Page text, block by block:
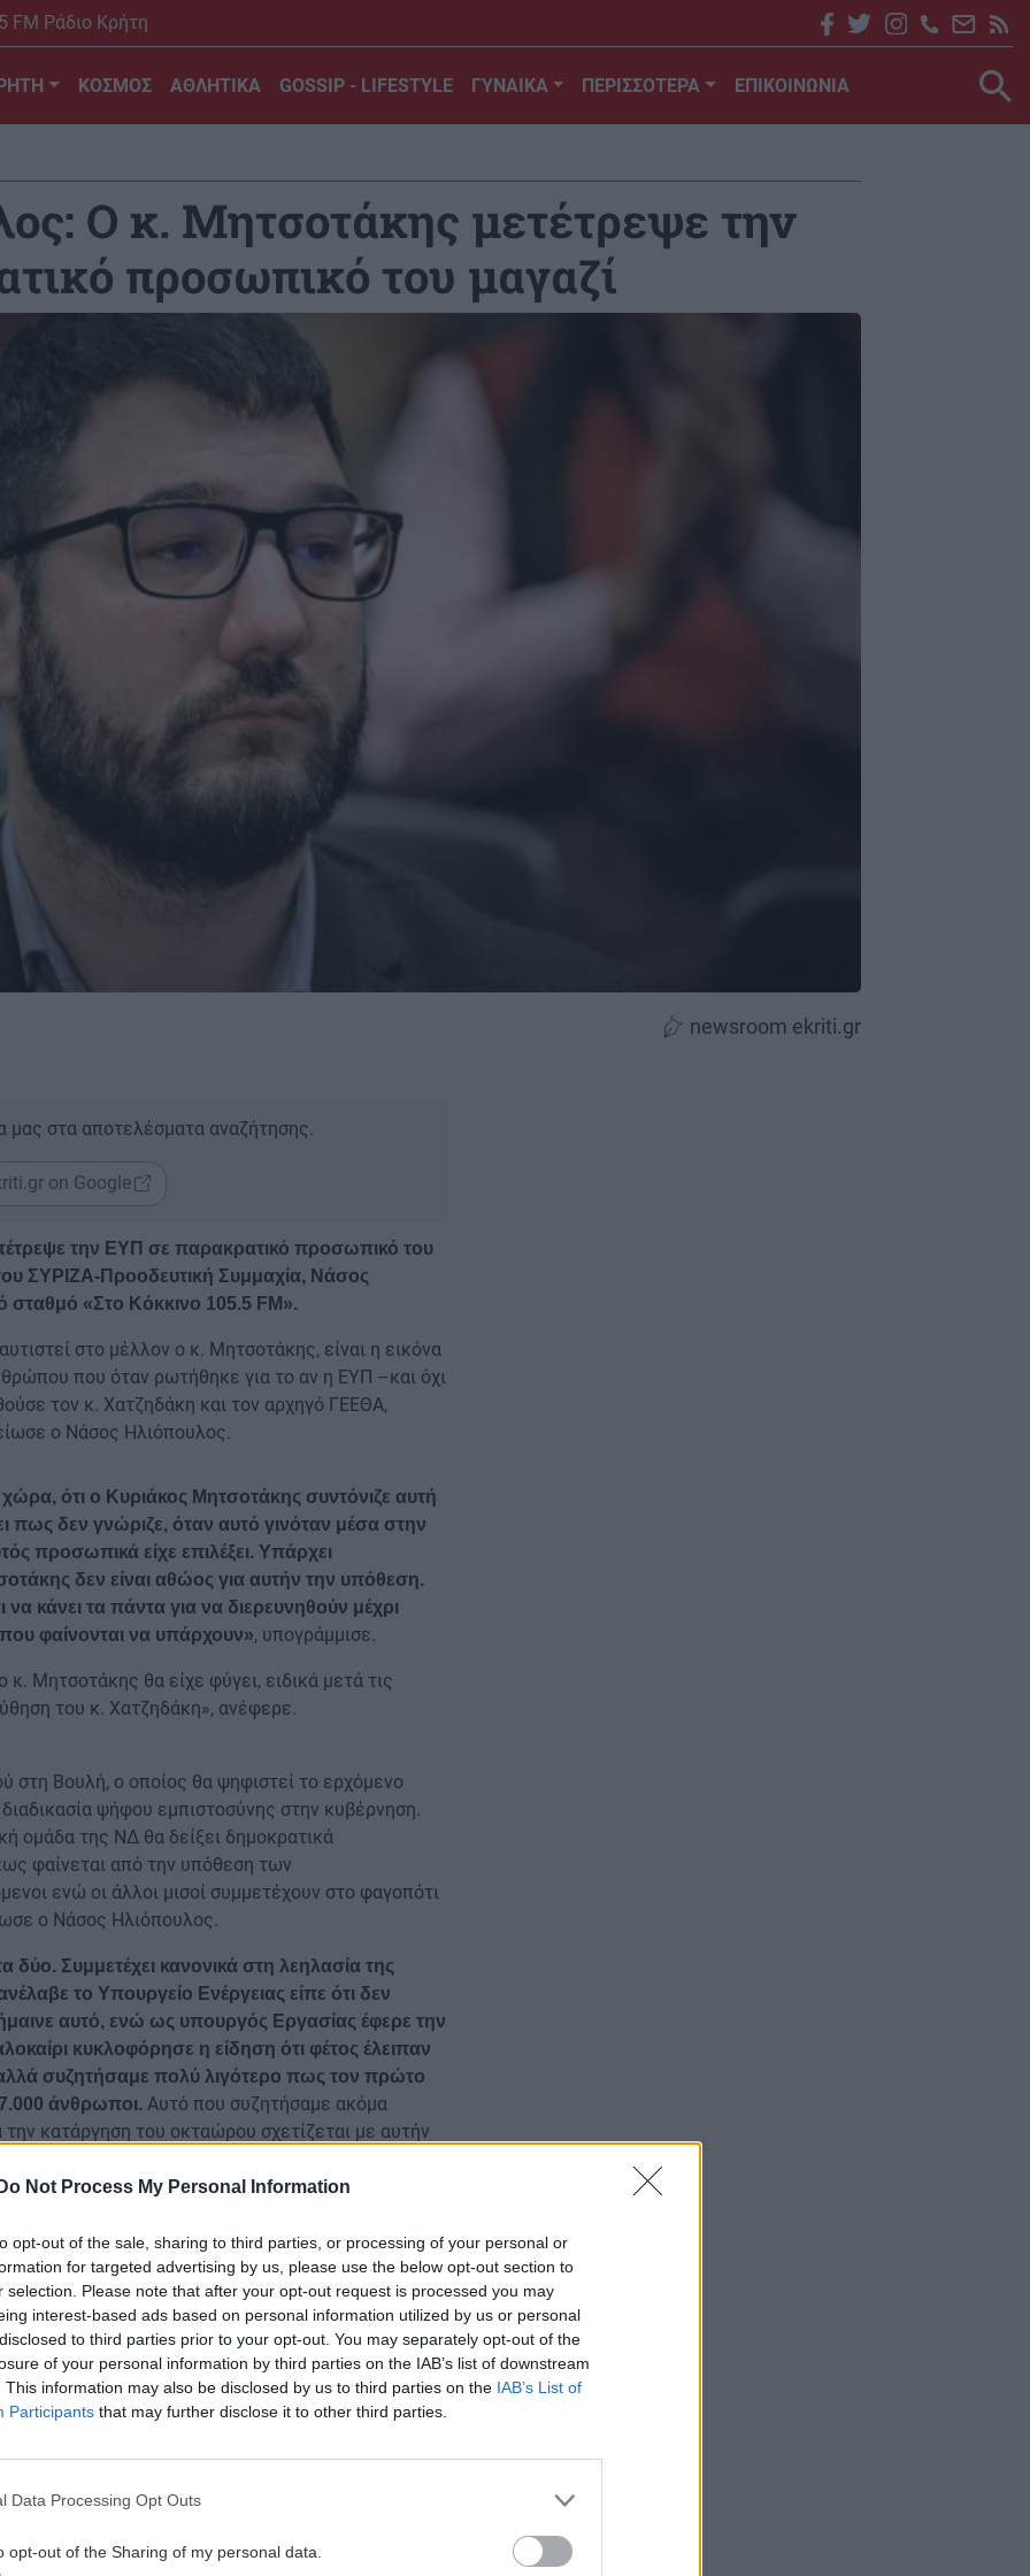
Do Not Process My Personal Information
opt-out of the sale, sharing to third parties, or processing of your personal or
for targeted advertising by us, please use the below opt-out section to
selection. Please note that after your opt-out request is processed you may
interest-based ads based on personal information utilized by us or personal
to third parties prior to your opt-out. You may separately opt-out of the
of your personal information by third parties on the IAB’s list of downstream
This information may also be disclosed by us to third parties on the IAB’s List of
Participants that may further disclose it to other third parties.
Data Processing Opt Outs
opt-out of the Sharing of my personal data.
FM Ράδιο Κρήτη
ΚΟΣΜΟΣ ΑΘΛΗΤΙΚΑ GOSSIP - LIFESTYLE ΓΥΝΑΙΚΑ ΠΕΡΙΣΣΟΤΕΡΑ ΕΠΙΚΟΙΝΩΝΙΑ
Ο κ. Μητσοτάκης μετέτρεψε την
προσωπικό του μαγαζί
newsroom ekriti.gr
μας στα αποτελέσματα αναζήτησης.
on Google
την ΕΥΠ σε παρακρατικό προσωπικό του
ΣΥΡΙΖΑ-Προοδευτική Συμμαχία, Νάσος
σταθμό «Στο Κόκκινο 105.5 FM».
στο μέλλον ο κ. Μητσοτάκης, είναι η εικόνα
που όταν ρωτήθηκε για το αν η ΕΥΠ –και όχι
τον κ. Χατζηδάκη και τον αρχηγό ΓΕΕΘΑ,
ο Νάσος Ηλιόπουλος.
χώρα, ότι ο Κυριάκος Μητσοτάκης συντόνιζε αυτή
πως δεν γνώριζε, όταν αυτό γινόταν μέσα στην
προσωπικά είχε επιλέξει. Υπάρχει
δεν είναι αθώος για αυτήν την υπόθεση.
κάνει τα πάντα για να διερευνηθούν μέχρι
που φαίνονται να υπάρχουν», υπογράμμισε.
Μητσοτάκης θα είχε φύγει, ειδικά μετά τις
του κ. Χατζηδάκη», ανέφερε.
στη Βουλή, ο οποίος θα ψηφιστεί το ερχόμενο
διαδικασία ψήφου εμπιστοσύνης στην κυβέρνηση.
ομάδα της ΝΔ θα δείξει δημοκρατικά
φαίνεται από την υπόθεση των
ενώ οι άλλοι μισοί συμμετέχουν στο φαγοπότι
ο Νάσος Ηλιόπουλος.
δύο. Συμμετέχει κανονικά στη λεηλασία της
το Υπουργείο Ενέργειας είπε ότι δεν
αυτό, ενώ ως υπουργός Εργασίας έφερε την
κυκλοφόρησε η είδηση ότι φέτος έλειπαν
συζητήσαμε πολύ λιγότερο πως τον πρώτο
άνθρωποι. Αυτό που συζητήσαμε ακόμα
την κατάργηση του οκταώρου σχετίζεται με αυτήν
στην εστίαση έχουμε απλήρωτα 12ωρα και 14ωρα,
να βάλουν το δώρο», εξήγησε.
και με βάση το γεγονός ότι ο κ. Μητσοτάκης
για τις παρακολουθήσεις, φαίνεται ότι ο κ.
σε παρακρατικό προσωπικό του μαγαζί», τόνισε ο
του, νομίζει ότι μπορεί να παρακολουθεί όποιον
λόγους εθνικής ασφάλειας”», πρόσθεσε.
αναφορές από πλευράς της ΝΔ ότι
προσώπων, ο Νάσος Ηλιόπουλος διευκρίνισε:
σύμφωνα και με τα ρεπορτάζ ξένων μέσων
τηλέφωνο της κ. Καϊλή». «Αυτό που φαίνεται να
λογαριασμών, κάτι με το οποίο οι
πολύ καλά», είπε με νόημα. «Όμως σε κάθε